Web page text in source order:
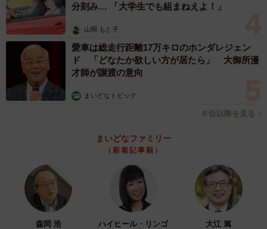
分刻み… 「大学生でも組まねえよ！」
山岡 もと子
愛車は総走行距離17万キロのホンダレジェン
ド 「どなたか欲しい方が居たら」 大御所漫
才師が譲渡の意向
まいどなトピック
６位以降を見る
まいどなファミリー
（新着記事順）
森岡 浩 ハイヒール・リンゴ 大江 篤